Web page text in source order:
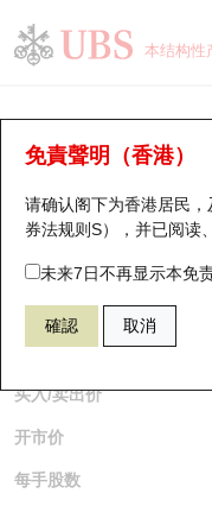
本结构性
免責聲明（香港）
请确认阁下为香港居民
券法规则S），并已阅读
未来7日不再显示本免责
確認 取消
牛熊证分析仪
表现 街货统计 比较
67303 瑞银熊
$0.34 0.01 (-2.86%)
买入/卖出价
开市价
每手股数
瑞银认股证一览
新发行瑞银认股证
即将到期认股证
认股证到期结算价查找
认股证分析仪
认股证速算机
街货统计
比较
牛熊全景快搜
牛熊证搜寻
牛熊证街货分布图
正股牛熊证列表
新发行瑞银牛熊证
已收回牛熊证剩余价值
街货统计
比较
十大升幅/跌幅
十大认股证成交分布
十天股证占大市成交
资金流
街货统计
三十大平均引伸波幅
正股分析仪
二十大活跃股份
恒指成份股
国指成份股
科指成份股
相关资产沽空
持股比重
显示所有持股比重
每月轮证大市专题
轮证专栏
讲座及教育短片
认股证投资者教育
牛熊证投资者教育
认股证牛熊证常问问题